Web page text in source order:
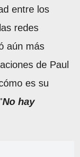
entre los
redes
aún más
de Paul
es su
No hay